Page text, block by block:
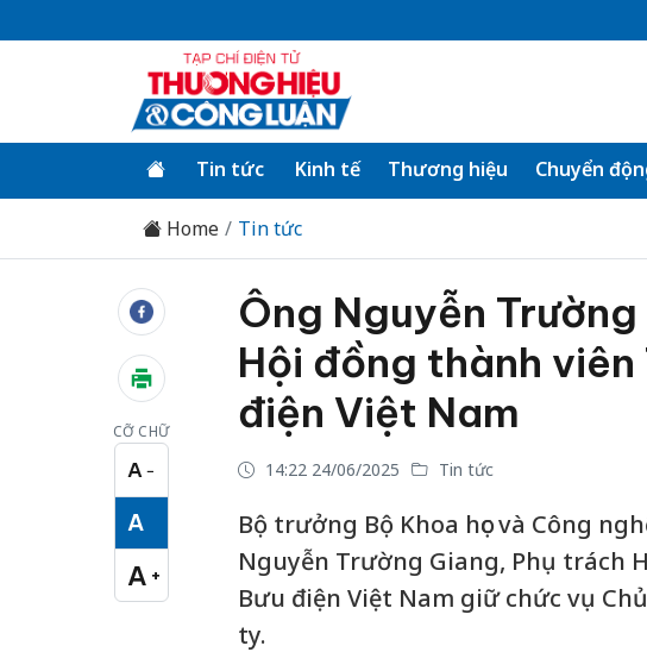
Tin tức Kinh tế Thương hiệu Chuyển
Home Tin tức
CỠ CHỮ
A −
Cỡ chữ nhỏ
A
Cỡ chữ vừa
A +
Cỡ chữ lớn
Ông Nguyễn
Hội đồng thành
điện Việt Nam
14:22 24/06/2025 Tin tức
Bộ trưởng Bộ Khoa học và Công
Nguyễn Trường Giang, Phụ trách
Bưu điện Việt Nam giữ chức vụ
ty.